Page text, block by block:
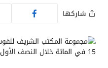
شاركها